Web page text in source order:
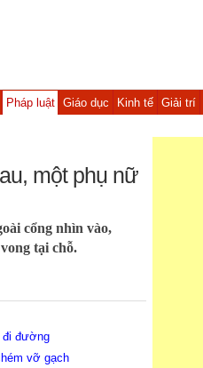
Pháp luật Giáo dục Kinh tế Giải trí
một phụ nữ
cổng nhìn vào,
tại chỗ.
đi đường
vỡ gạch